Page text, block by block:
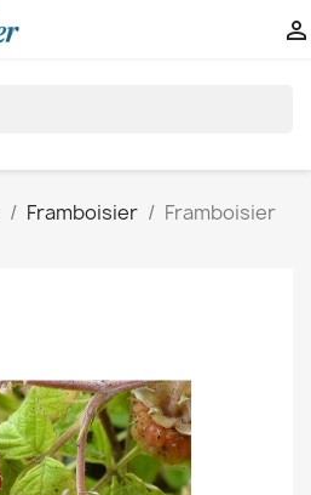

Framboisier
Framboisier